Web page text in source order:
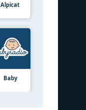
Alpicat
Baby